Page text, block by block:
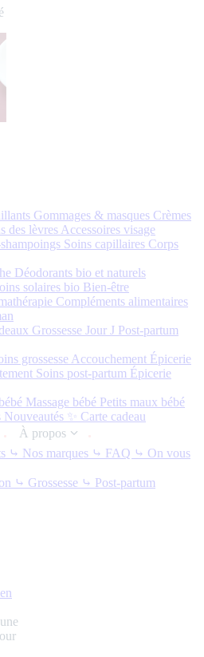
Gommages & masques Crèmes
des lèvres Accessoires visage
Soins capillaires Corps
Déodorants bio et naturels
solaires bio Bien-être
Compléments alimentaires
Grossesse Jour J Post-partum
grossesse Accouchement Épicerie
Soins post-partum Épicerie
Massage bébé Petits maux bébé
Nouveautés ✨ Carte cadeau
À propos
⤷ Nos marques ⤷ FAQ ⤷ On vous
⤷ Grossesse ⤷ Post-partum